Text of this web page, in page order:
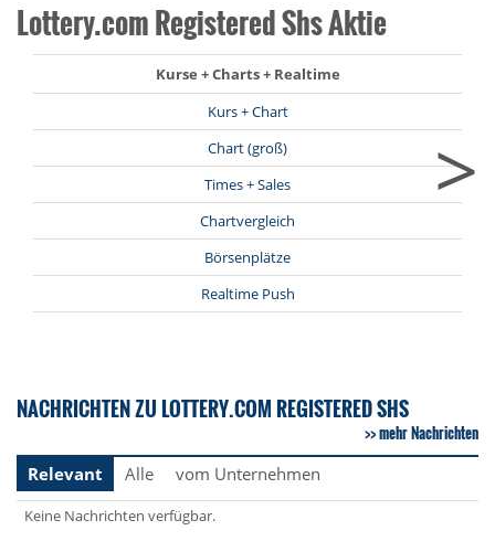
Lottery.com Registered Shs Aktie
Kurse + Charts + Realtime
Kurs + Chart
Chart (groß)
Times + Sales
Chartvergleich
Börsenplätze
Realtime Push
>
NACHRICHTEN ZU LOTTERY.COM REGISTERED SHS
mehr Nachrichten
Relevant
Alle vom Unternehmen
Keine Nachrichten verfügbar.